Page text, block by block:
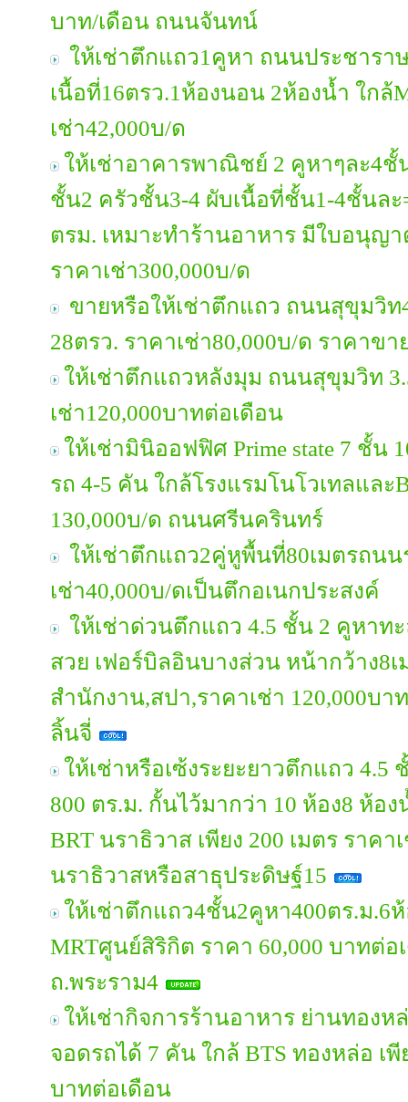
บาท/เดือน ถนนจันทน์
ให้เช่าตึกแถว1คูหา ถนนประชารา
เนื้อที่16ตรว.1ห้องนอน 2ห้องน้ำ ใกล้
เช่า42,000บ/ด
ให้เช่าอาคารพาณิชย์ 2 คูหาๆละ4
ชั้น2 ครัวชั้น3-4 ผับเนื้อที่ชั้น1-4ชั้นล
ตรม. เหมาะทำร้านอาหาร มีใบอนุญา
ราคาเช่า300,000บ/ด
ขายหรือให้เช่าตึกแถว ถนนสุขุมวิ
28ตรว. ราคาเช่า80,000บ/ด ราคาข
ให้เช่าตึกแถวหลังมุม ถนนสุขุมวิท
เช่า120,000บาทต่อเดือน
ให้เช่ามินิออฟฟิศ Prime state 7 ชั้น
รถ 4-5 คัน ใกล้โรงแรมโนโวเทลและ
130,000บ/ด ถนนศรีนครินทร์
ให้เช่าตึกแถว2คู่หูพื้นที่80เมตรถน
เช่า40,000บ/ดเป็นตึกอเนกประสงค์
ให้เช่าด่วนตึกแถว 4.5 ชั้น 2 คูหาท
สวย เฟอร์บิลอินบางส่วน หน้ากว้าง8เ
สำนักงาน,สปา,ราคาเช่า 120,000บ
ลิ้นจี่
ให้เช่าหรือเซ้งระยะยาวตึกแถว 4.5
800 ตร.ม. กั้นไว้มากว่า 10 ห้อง8 ห้อ
BRT นราธิวาส เพียง 200 เมตร ราค
นราธิวาสหรือสาธุประดิษฐ์15
ให้เช่าตึกแถว4ชั้น2คูหา400ตร.ม.6
MRTศูนย์สิริกิต ราคา 60,000 บาทต่อ
ถ.พระราม4
ให้เช่ากิจการร้านอาหาร ย่านทองห
จอดรถได้ 7 คัน ใกล้ BTS ทองหล่อ เพี
บาทต่อเดือน